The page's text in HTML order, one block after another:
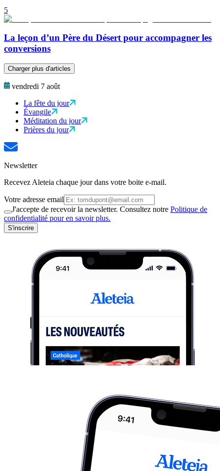
5
La leçon d’un Père du Désert pour accompagner les
conversions
Charger plus d'articles
vendredi 7 août
La fête du jour
Évangile
Méditation du jour
Prières du jour
Newsletter
Recevez Aleteia chaque jour dans votre boite e-mail.
Votre adresse email
J'accepte de recevoir la newsletter. Consultez notre Politique de
confidentialité pour en savoir plus.
S'inscrire